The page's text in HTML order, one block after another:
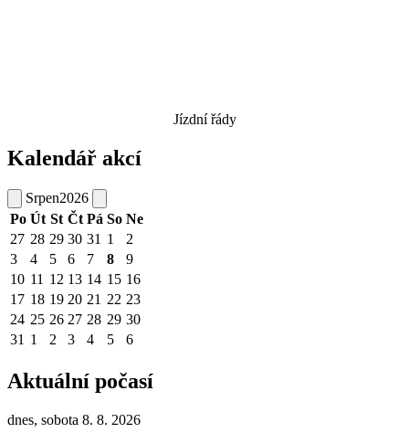
Jízdní řády
Kalendář akcí
Srpen2026
Po Út St Čt Pá So Ne
27 28 29 30 31 1
2
3
4 5 6 7 8
9
10 11 12 13 14 15 16
17 18 19 20 21 22 23
24 25 26 27 28 29 30
31 1 2 3 4 5 6
Aktuální počasí
dnes, sobota 8. 8. 2026